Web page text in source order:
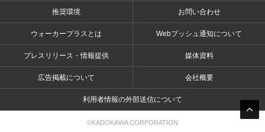
推奨環境 お問い合わせ
ウォーカープラスとは Webプッシュ通知について
プレスリリース・情報提供 媒体資料
広告掲載について 会社概要
利用者情報の外部送信について
©KADOKAWA CORPORATION